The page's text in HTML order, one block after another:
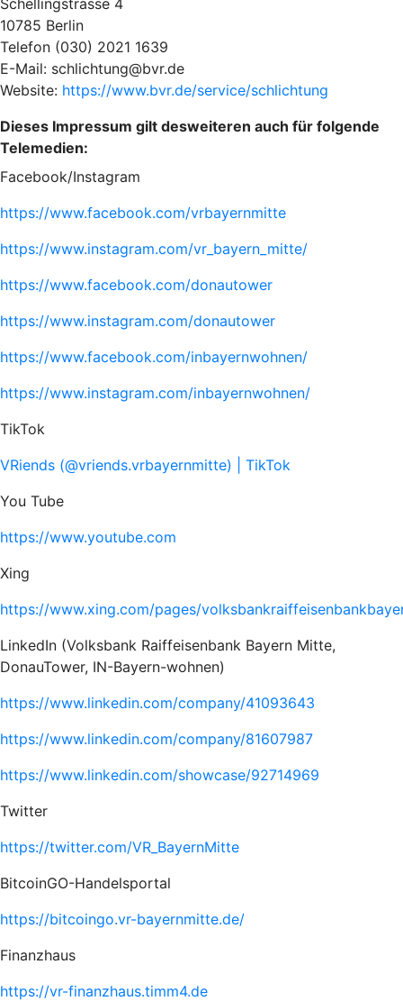
Schellingstrasse 4
10785 Berlin
Telefon (030) 2021 1639
E-Mail: schlichtung@bvr.de
Website: https://www.bvr.de/service/schlichtung
Dieses Impressum gilt desweiteren auch für folgende
Telemedien:
Facebook/Instagram
https://www.facebook.com/vrbayernmitte
https://www.instagram.com/vr_bayern_mitte/
https://www.facebook.com/donautower
https://www.instagram.com/donautower
https://www.facebook.com/inbayernwohnen/
https://www.instagram.com/inbayernwohnen/
TikTok
VRiends (@vriends.vrbayernmitte) | TikTok
You Tube
https://www.youtube.com
Xing
https://www.xing.com/pages/
LinkedIn (Volksbank Raiffeisenbank Bayern Mitte,
DonauTower, IN-Bayern-wohnen)
https://www.linkedin.com/company/41093643
https://www.linkedin.com/company/81607987
https://www.linkedin.com/showcase/92714969
Twitter
https://twitter.com/VR_BayernMitte
BitcoinGO-Handelsportal
https://bitcoingo.vr-bayernmitte.de/
Finanzhaus
https://vr-finanzhaus.timm4.de